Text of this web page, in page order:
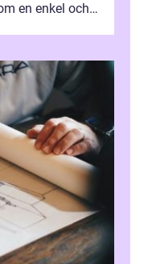
en enkel och